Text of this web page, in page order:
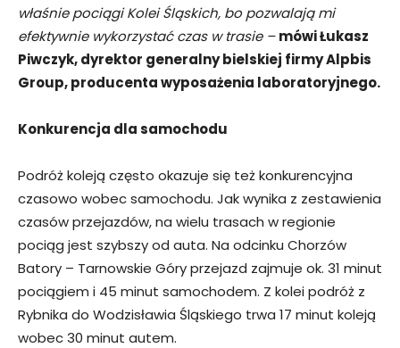
właśnie pociągi Kolei Śląskich, bo pozwalają mi
efektywnie wykorzystać czas w trasie –mówi Łukasz
Piwczyk, dyrektor generalny bielskiej firmy Alpbis
Group, producenta wyposażenia laboratoryjnego.
Konkurencja dla samochodu
Podróż koleją często okazuje się też konkurencyjna
czasowo wobec samochodu. Jak wynika z zestawienia
czasów przejazdów, na wielu trasach w regionie
pociąg jest szybszy od auta. Na odcinku Chorzów
Batory – Tarnowskie Góry przejazd zajmuje ok. 31 minut
pociągiem i 45 minut samochodem. Z kolei podróż z
Rybnika do Wodzisławia Śląskiego trwa 17 minut koleją
wobec 30 minut autem.